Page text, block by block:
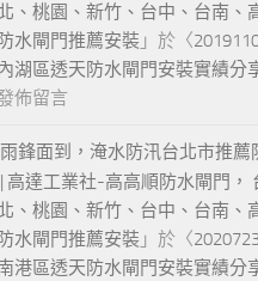
、桃園、新竹、台中、台南、
水閘門推薦安裝 」於〈
湖區透天防水閘門安裝實績分
佈留言
鋒面到，淹水防汛台北市推薦
高達工業社-高高順防水閘門，
、桃園、新竹、台中、台南、
水閘門推薦安裝 」於〈
港區透天防水閘門安裝實績分